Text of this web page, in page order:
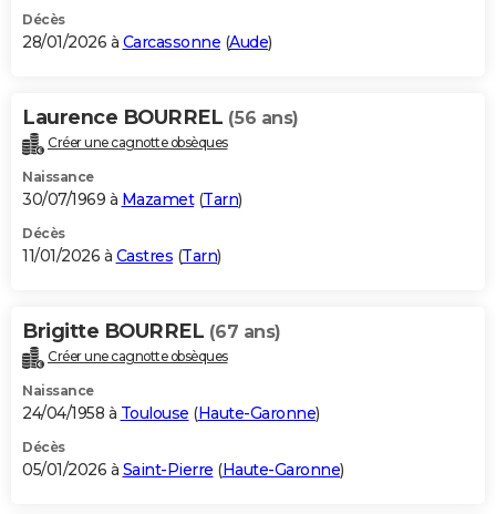
Décès
28/01/2026 à Carcassonne (Aude)
Laurence BOURREL (56 ans)
Créer une cagnotte obsèques
Naissance
30/07/1969 à Mazamet(Tarn)
Décès
11/01/2026 à Castres (Tarn)
Brigitte BOURREL (67 ans)
Créer une cagnotte obsèques
Naissance
24/04/1958 à Toulouse (Haute-Garonne)
Décès
05/01/2026 à Saint-Pierre (Haute-Garonne)